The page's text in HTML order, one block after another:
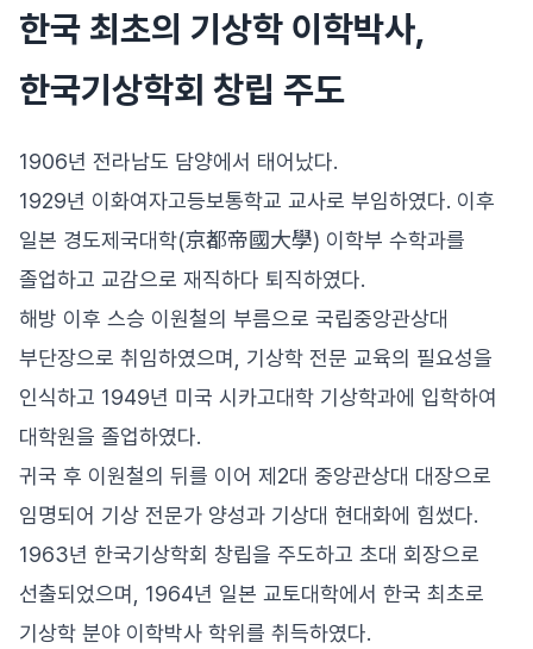
한국 최초의 기상학 이학박사,
한국기상학회 창립 주도
1906년 전라남도 담양에서 태어났다.
1929년 이화여자고등보통학교 교사로 부임하였다. 이후
일본 경도제국대학(京都帝國大學) 이학부 수학과를
졸업하고 교감으로 재직하다 퇴직하였다.
해방 이후 스승 이원철의 부름으로 국립중앙관상대
부단장으로 취임하였으며, 기상학 전문 교육의 필요성을
인식하고 1949년 미국 시카고대학 기상학과에 입학하여
대학원을 졸업하였다.
귀국 후 이원철의 뒤를 이어 제2대 중앙관상대 대장으로
임명되어 기상 전문가 양성과 기상대 현대화에 힘썼다.
1963년 한국기상학회 창립을 주도하고 초대 회장으로
선출되었으며, 1964년 일본 교토대학에서 한국 최초로
기상학 분야 이학박사 학위를 취득하였다.